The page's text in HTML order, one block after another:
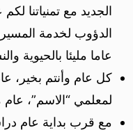
الجديد مع تمنياتنا
الدؤوب لخدمة
عاما مليئا بالحيوية
كل عام وأنتم بخير،
لمعلمي “الاسم”، عام
مع قرب بداية عام